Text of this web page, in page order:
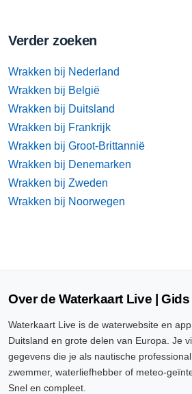
Verder zoeken
Wrakken bij Nederland
Wrakken bij België
Wrakken bij Duitsland
Wrakken bij Frankrijk
Wrakken bij Groot-Brittannië
Wrakken bij Denemarken
Wrakken bij Zweden
Wrakken bij Noorwegen
Over de Waterkaart Live | Gids
Waterkaart Live is de waterwebsite en
Duitsland en grote delen van Europa. Je
gegevens die je als nautische
zwemmer, waterliefhebber of meteo-
Snel en compleet.